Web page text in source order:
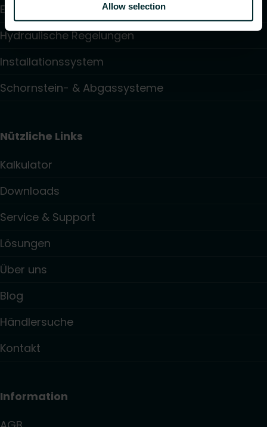
Allow selection
Elektronische Regelungen
Hydraulische Regelungen
Installationssystem
Schornstein- & Abgassysteme
Nützliche Links
Kalkulator
Downloads
Service & Support
Lösungen
Über uns
Blog
Händlersuche
Kontakt
Information